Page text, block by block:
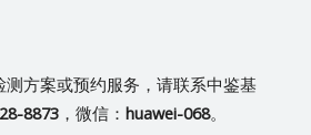
方案或预约服务，请联系中鉴基
8873，微信： huawei-068。